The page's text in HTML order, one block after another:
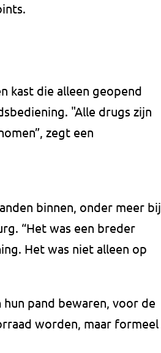
kast die alleen geopend
"Alle drugs zijn
zegt een
binnen, onder meer bij
“Het was een breder
Het was niet alleen op
pand bewaren, voor de
worden, maar formeel